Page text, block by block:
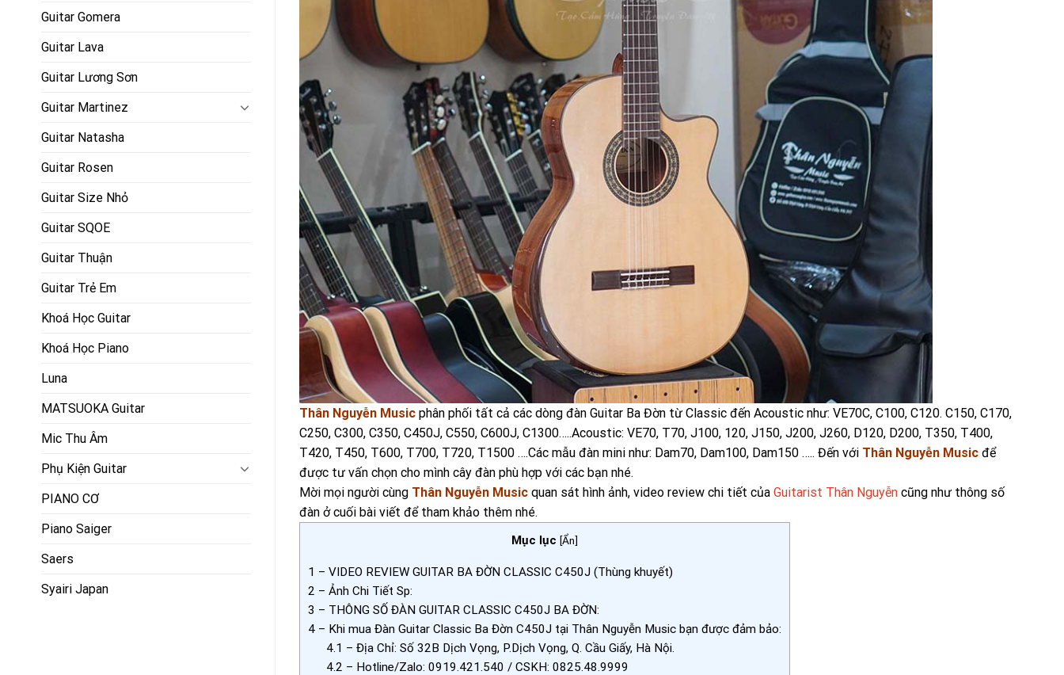
Guitar Gomera
Guitar Lava
Guitar Lương Sơn
Guitar Martinez
Guitar Natasha
Guitar Rosen
Guitar Size Nhỏ
Guitar SQOE
Guitar Thuận
Guitar Trẻ Em
Khoá Học Guitar
Khoá Học Piano
Luna
MATSUOKA Guitar
Mic Thu Âm
Phụ Kiện Guitar
PIANO CƠ
Piano Saiger
Saers
Syairi Japan
Thân Nguyễn Music phân phối tất cả các dòng đàn Guitar Ba Đờn từ Classic đến Acoustic như: VE70C, C100, C120. C150, C170,
C250, C300, C350, C450J, C550, C600J, C1300…..Acoustic: VE70, T70, J100, 120, J150, J200, J260, D120, D200, T350, T400,
T420, T450, T600, T700, T720, T1500 ….Các mẫu đàn mini như: Dam70, Dam100, Dam150 ….. Đến với Thân Nguyễn Music để
được tư vấn chọn cho mình cây đàn phù hợp với các bạn nhé.
Mời mọi người cùng Thân Nguyễn Music quan sát hình ảnh, video review chi tiết của Guitarist Thân Nguyễn cũng như thông số
đàn ở cuối bài viết để tham khảo thêm nhé.
Mục lục [Ẩn]
1 – VIDEO REVIEW GUITAR BA ĐỜN CLASSIC C450J (Thùng khuyết)
2 – Ảnh Chi Tiết Sp:
3 – THÔNG SỐ ĐÀN GUITAR CLASSIC C450J BA ĐỜN:
4 – Khi mua Đàn Guitar Classic Ba Đờn C450J tại Thân Nguyễn Music bạn được đảm bảo:
4.1 – Địa Chỉ: Số 32B Dịch Vọng, P.Dịch Vọng, Q. Cầu Giấy, Hà Nội.
4.2 – Hotline/Zalo: 0919.421.540 / CSKH: 0825.48.9999